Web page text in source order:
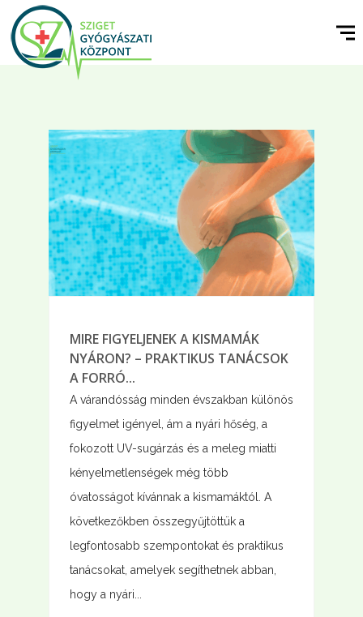
MIRE FIGYELJENEK A KISMAMÁK
NYÁRON? – PRAKTIKUS TANÁCSOK
A FORRÓ...
A várandósság minden évszakban különös
figyelmet igényel, ám a nyári hőség, a
fokozott UV-sugárzás és a meleg miatti
kényelmetlenségek még több
óvatosságot kívánnak a kismamáktól. A
következőkben összegyűjtöttük a
legfontosabb szempontokat és praktikus
tanácsokat, amelyek segíthetnek abban,
hogy a nyári...